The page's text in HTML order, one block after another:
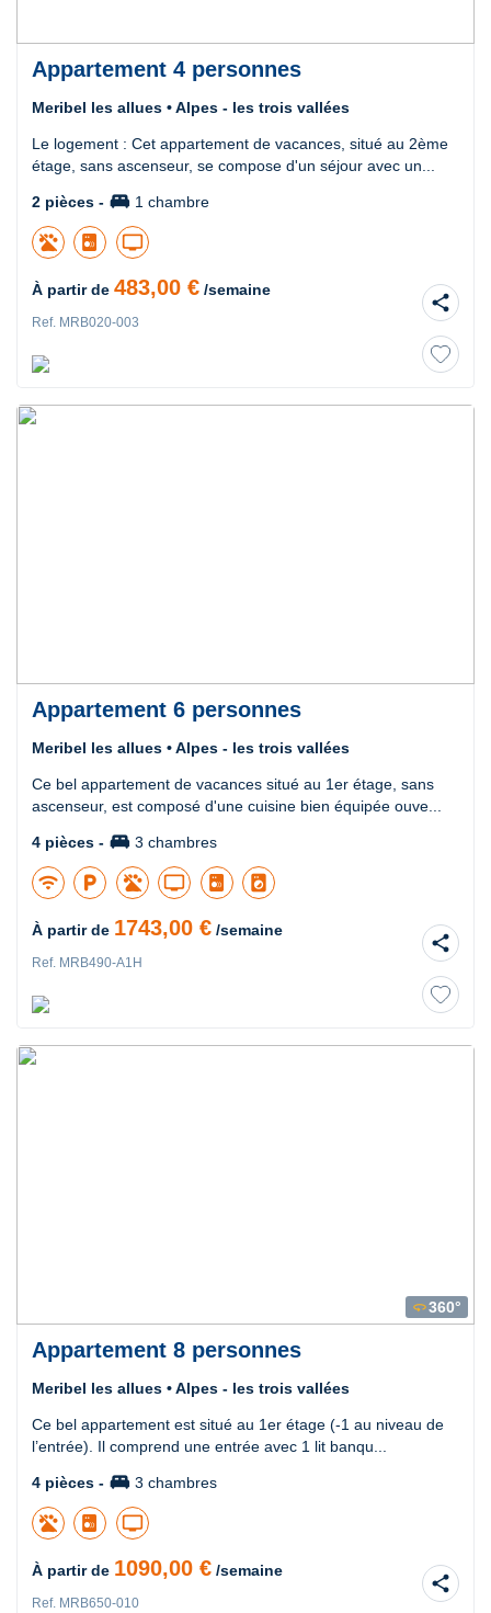
Appartement 4 personnes
Meribel les allues • Alpes - les trois vallées
Le logement : Cet appartement de vacances, situé au 2ème
étage, sans ascenseur, se compose d'un séjour avec un...
2 pièces - king_bed 1 chambre
tv
À partir de 483,00 € /semaine
Ref. MRB020-003
share
Appartement 6 personnes
Meribel les allues • Alpes - les trois vallées
Ce bel appartement de vacances situé au 1er étage, sans
ascenseur, est composé d'une cuisine bien équipée ouve...
4 pièces - king_bed 3 chambres
wifi local_parking tv local_laundry_service
À partir de 1743,00 € /semaine
Ref. MRB490-A1H
share
360360°
Appartement 8 personnes
Meribel les allues • Alpes - les trois vallées
Ce bel appartement est situé au 1er étage (-1 au niveau de
l’entrée). Il comprend une entrée avec 1 lit banqu...
4 pièces - king_bed 3 chambres
tv
À partir de 1090,00 € /semaine
Ref. MRB650-010
share